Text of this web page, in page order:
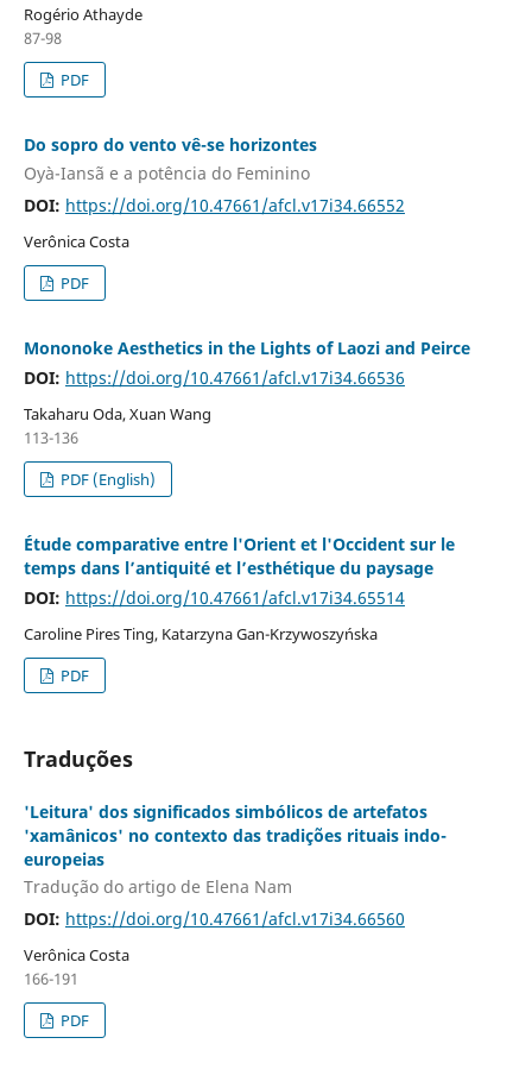
Rogério Athayde
87-98
PDF
Do sopro do vento vê-se horizontes
Oyà-Iansã e a potência do Feminino
DOI: https://doi.org/10.47661/afcl.v17i34.66552
Verônica Costa
PDF
Mononoke Aesthetics in the Lights of Laozi and Peirce
DOI: https://doi.org/10.47661/afcl.v17i34.66536
Takaharu Oda, Xuan Wang
113-136
PDF (English)
Étude comparative entre l'Orient et l'Occident sur le
temps dans l’antiquité et l’esthétique du paysage
DOI: https://doi.org/10.47661/afcl.v17i34.65514
Caroline Pires Ting, Katarzyna Gan-Krzywoszyńska
PDF
Traduções
'Leitura' dos significados simbólicos de artefatos
'xamânicos' no contexto das tradições rituais indo-
europeias
Tradução do artigo de Elena Nam
DOI: https://doi.org/10.47661/afcl.v17i34.66560
Verônica Costa
166-191
PDF